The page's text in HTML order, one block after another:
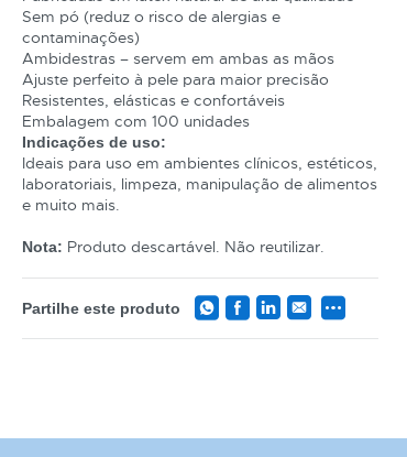
Sem pó (reduz o risco de alergias e
contaminações)
Ambidestras – servem em ambas as mãos
Ajuste perfeito à pele para maior precisão
Resistentes, elásticas e confortáveis
Embalagem com 100 unidades
Indicações de uso:
Ideais para uso em ambientes clínicos, estéticos,
laboratoriais, limpeza, manipulação de alimentos
e muito mais.
Nota: Produto descartável. Não reutilizar.
Partilhe este produto